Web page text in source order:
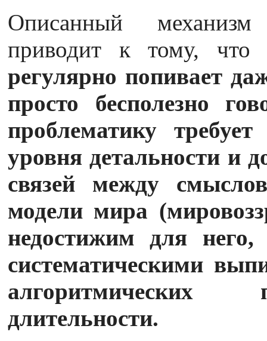
Описанный механизм
приводит к тому,
регулярно попивает
просто бесполезно
проблематику
уровня детальности и
связей между
модели мира
недостижим для него,
систематическими
алгоритмических
длительности.